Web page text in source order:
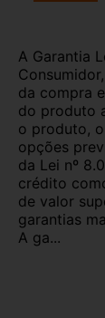
A Garantia
da compra
do produto
o produto,
opções
da Lei nº
crédito
de valor
garantias
A ga...